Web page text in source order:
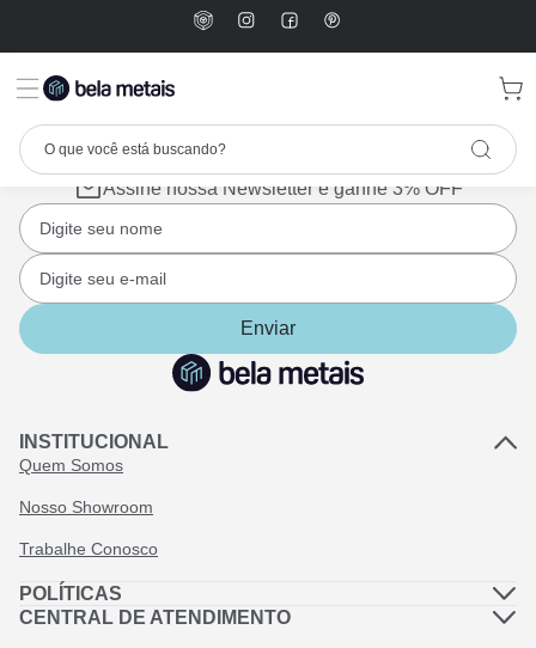
Assine nossa Newsletter e ganhe 3% OFF
Enviar
INSTITUCIONAL
Quem Somos
Nosso Showroom
Trabalhe Conosco
POLÍTICAS
Política de Privacidade
CENTRAL DE ATENDIMENTO